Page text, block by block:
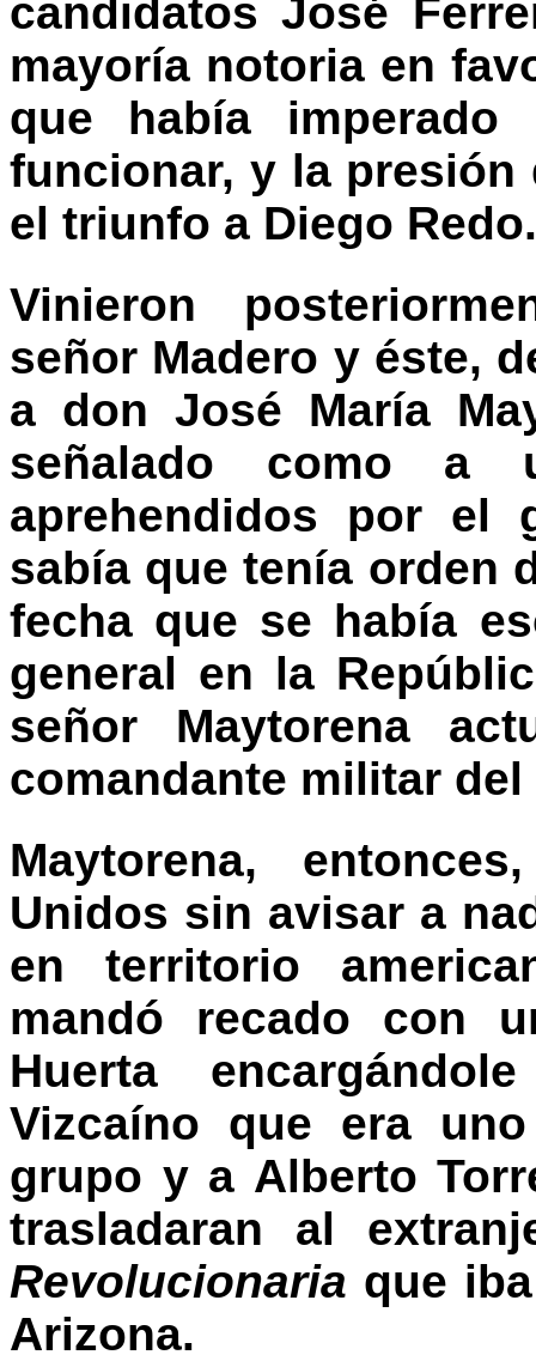
candidatos José
mayoría notoria en
que había
funcionar, y la
el triunfo a Diego Redo.
Vinieron
señor Madero y éste,
a don José María
señalado como a
aprehendidos por el
sabía que tenía orden
fecha que se había
general en la
señor Maytorena
comandante militar
Maytorena,
Unidos sin avisar a
en territorio
mandó recado con
Huerta
Vizcaíno que era
grupo y a Alberto
trasladaran al
Revolucionaria que
Arizona.